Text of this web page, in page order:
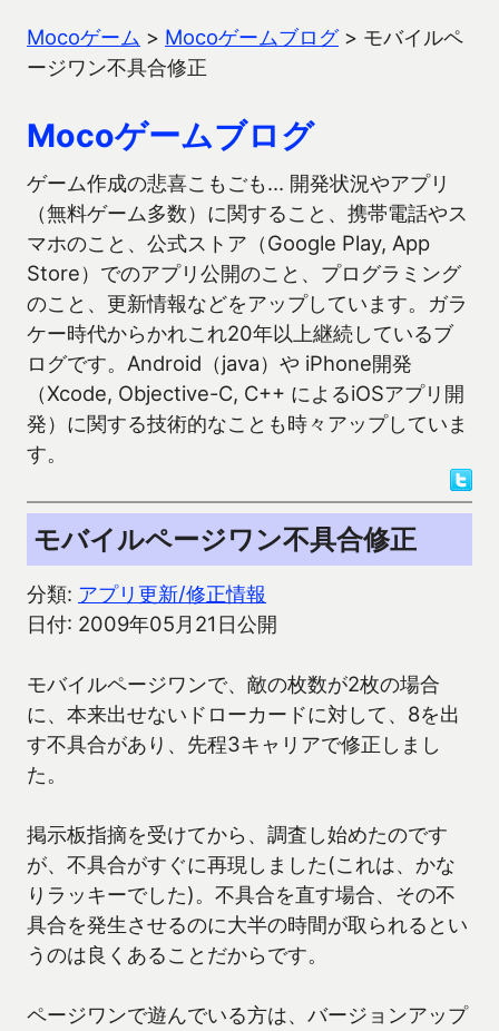
Mocoゲーム > Mocoゲームブログ> モバイルペ
ージワン不具合修正
Mocoゲームブログ
ゲーム作成の悲喜こもごも… 開発状況やアプリ
（無料ゲーム多数）に関すること、携帯電話やス
マホのこと、公式ストア（Google Play, App
Store）でのアプリ公開のこと、プログラミング
のこと、更新情報などをアップしています。ガラ
ケー時代からかれこれ20年以上継続しているブ
ログです。Android（java）や iPhone開発
（Xcode, Objective-C, C++ によるiOSアプリ開
発）に関する技術的なことも時々アップしていま
す。
モバイルページワン不具合修正
分類: アプリ更新/修正情報
日付: 2009年05月21日公開
モバイルページワンで、敵の枚数が2枚の場合
に、本来出せないドローカードに対して、8を出
す不具合があり、先程3キャリアで修正しまし
た。
掲示板指摘を受けてから、調査し始めたのです
が、不具合がすぐに再現しました(これは、かな
りラッキーでした)。不具合を直す場合、その不
具合を発生させるのに大半の時間が取られるとい
うのは良くあることだからです。
ページワンで遊んでいる方は、バージョンアップ